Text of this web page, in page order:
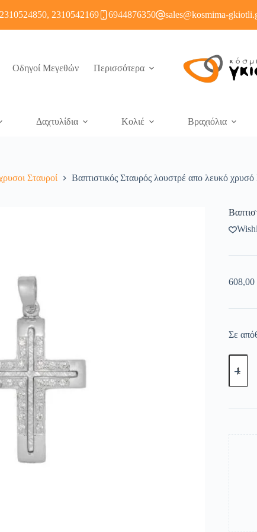
2310524850, 2310542169 6944876350 sales@kosmima-
Οδηγοί Μεγεθών Περισσότερα
Δαχτυλίδια Κολιέ Βραχιόλια
Σταυροί Βαπτιστικός Σταυρός λουστρέ απο λευκό
608,00
Σε